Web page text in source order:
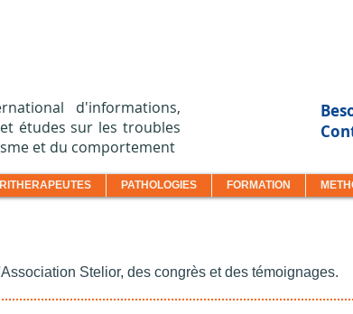
d'informations,
études sur les troubles
et du comportement
PATHOLOGIES FORMATION
Stelior, des congrès et des témoignages.